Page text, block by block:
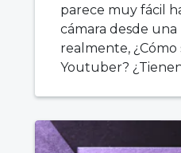
parece muy fácil
cámara desde
realmente, ¿Cómo
Youtuber?